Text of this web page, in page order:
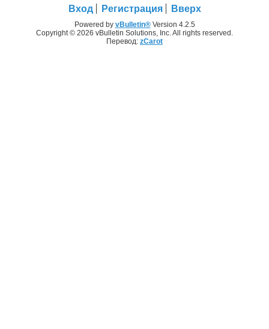
Вход Регистрация Вверх
Powered by vBulletin®Version 4.2.5
Copyright © 2026 vBulletin Solutions, Inc. All rights reserved.
Перевод: zCarot